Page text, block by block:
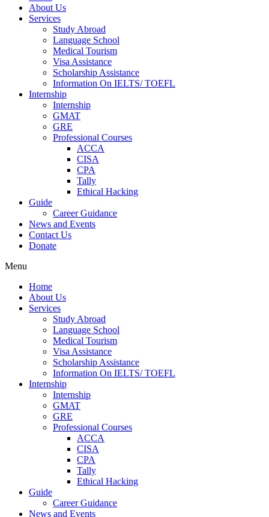
About Us
Services
Study Abroad
Language School
Medical Tourism
Visa Assistance
Scholarship Assistance
Information On IELTS/ TOEFL
Internship
Internship
GMAT
GRE
Professional Courses
ACCA
CISA
CPA
Tally
Ethical Hacking
Guide
Career Guidance
News and Events
Contact Us
Donate
Menu
Home
About Us
Services
Study Abroad
Language School
Medical Tourism
Visa Assistance
Scholarship Assistance
Information On IELTS/ TOEFL
Internship
Internship
GMAT
GRE
Professional Courses
ACCA
CISA
CPA
Tally
Ethical Hacking
Guide
Career Guidance
News and Events